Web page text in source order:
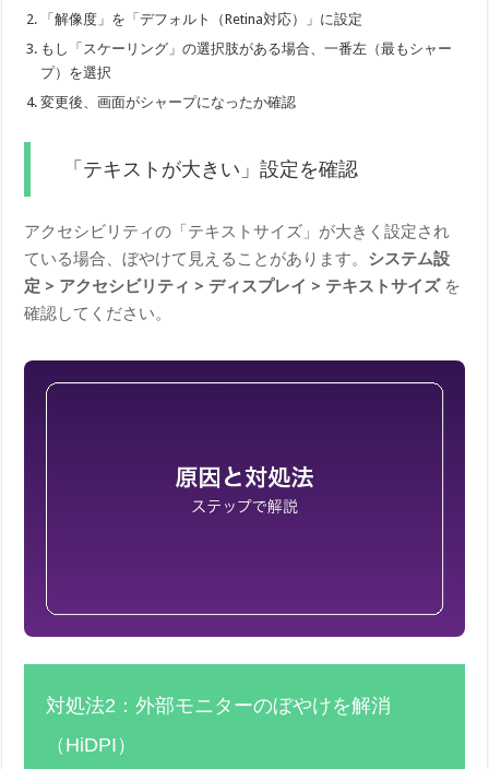
「解像度」を「デフォルト（Retina対応）」に設定
もし「スケーリング」の選択肢がある場合、一番左（最もシャー
プ）を選択
変更後、画面がシャープになったか確認
「テキストが大きい」設定を確認
アクセシビリティの「テキストサイズ」が大きく設定され
ている場合、ぼやけて見えることがあります。 システム設
定 > アクセシビリティ > ディスプレイ > テキストサイズを
確認してください。
対処法2：外部モニターのぼやけを解消
（HiDPI）